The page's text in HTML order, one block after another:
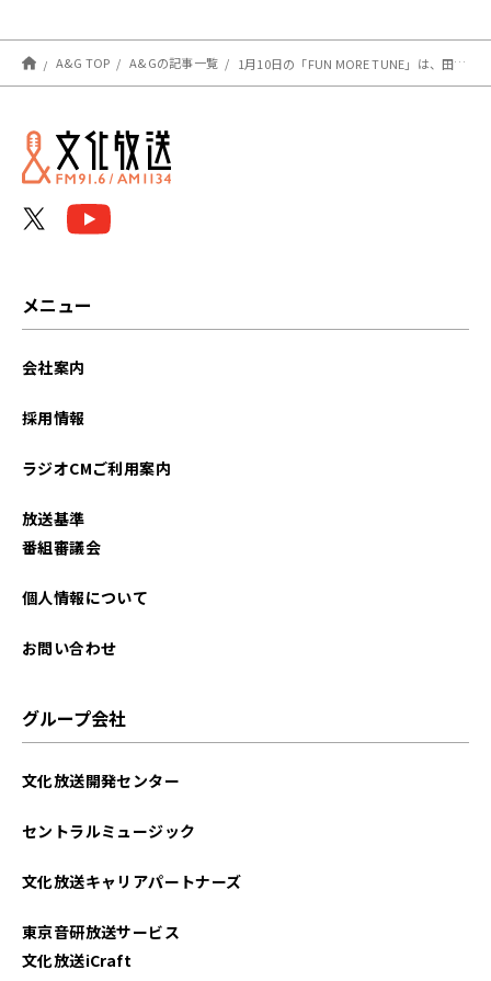
A&G TOP A&Gの記事一覧 1月10日の「FUN MORE TUNE」は、田村ゆかりさんがゲストに登場！
メニュー
会社案内
採用情報
ラジオCMご利用案内
放送基準
番組審議会
個人情報について
お問い合わせ
グループ会社
文化放送開発センター
セントラルミュージック
文化放送キャリアパートナーズ
東京音研放送サービス
文化放送iCraft